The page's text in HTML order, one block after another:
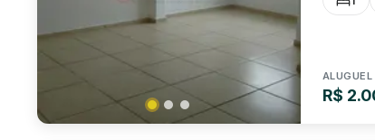
ALUGUEL
R$